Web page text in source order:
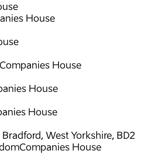
House
Companies House
House
House
West Yorkshire, BD2
Companies House